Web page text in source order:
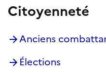
Citoyenneté
Anciens
Élections